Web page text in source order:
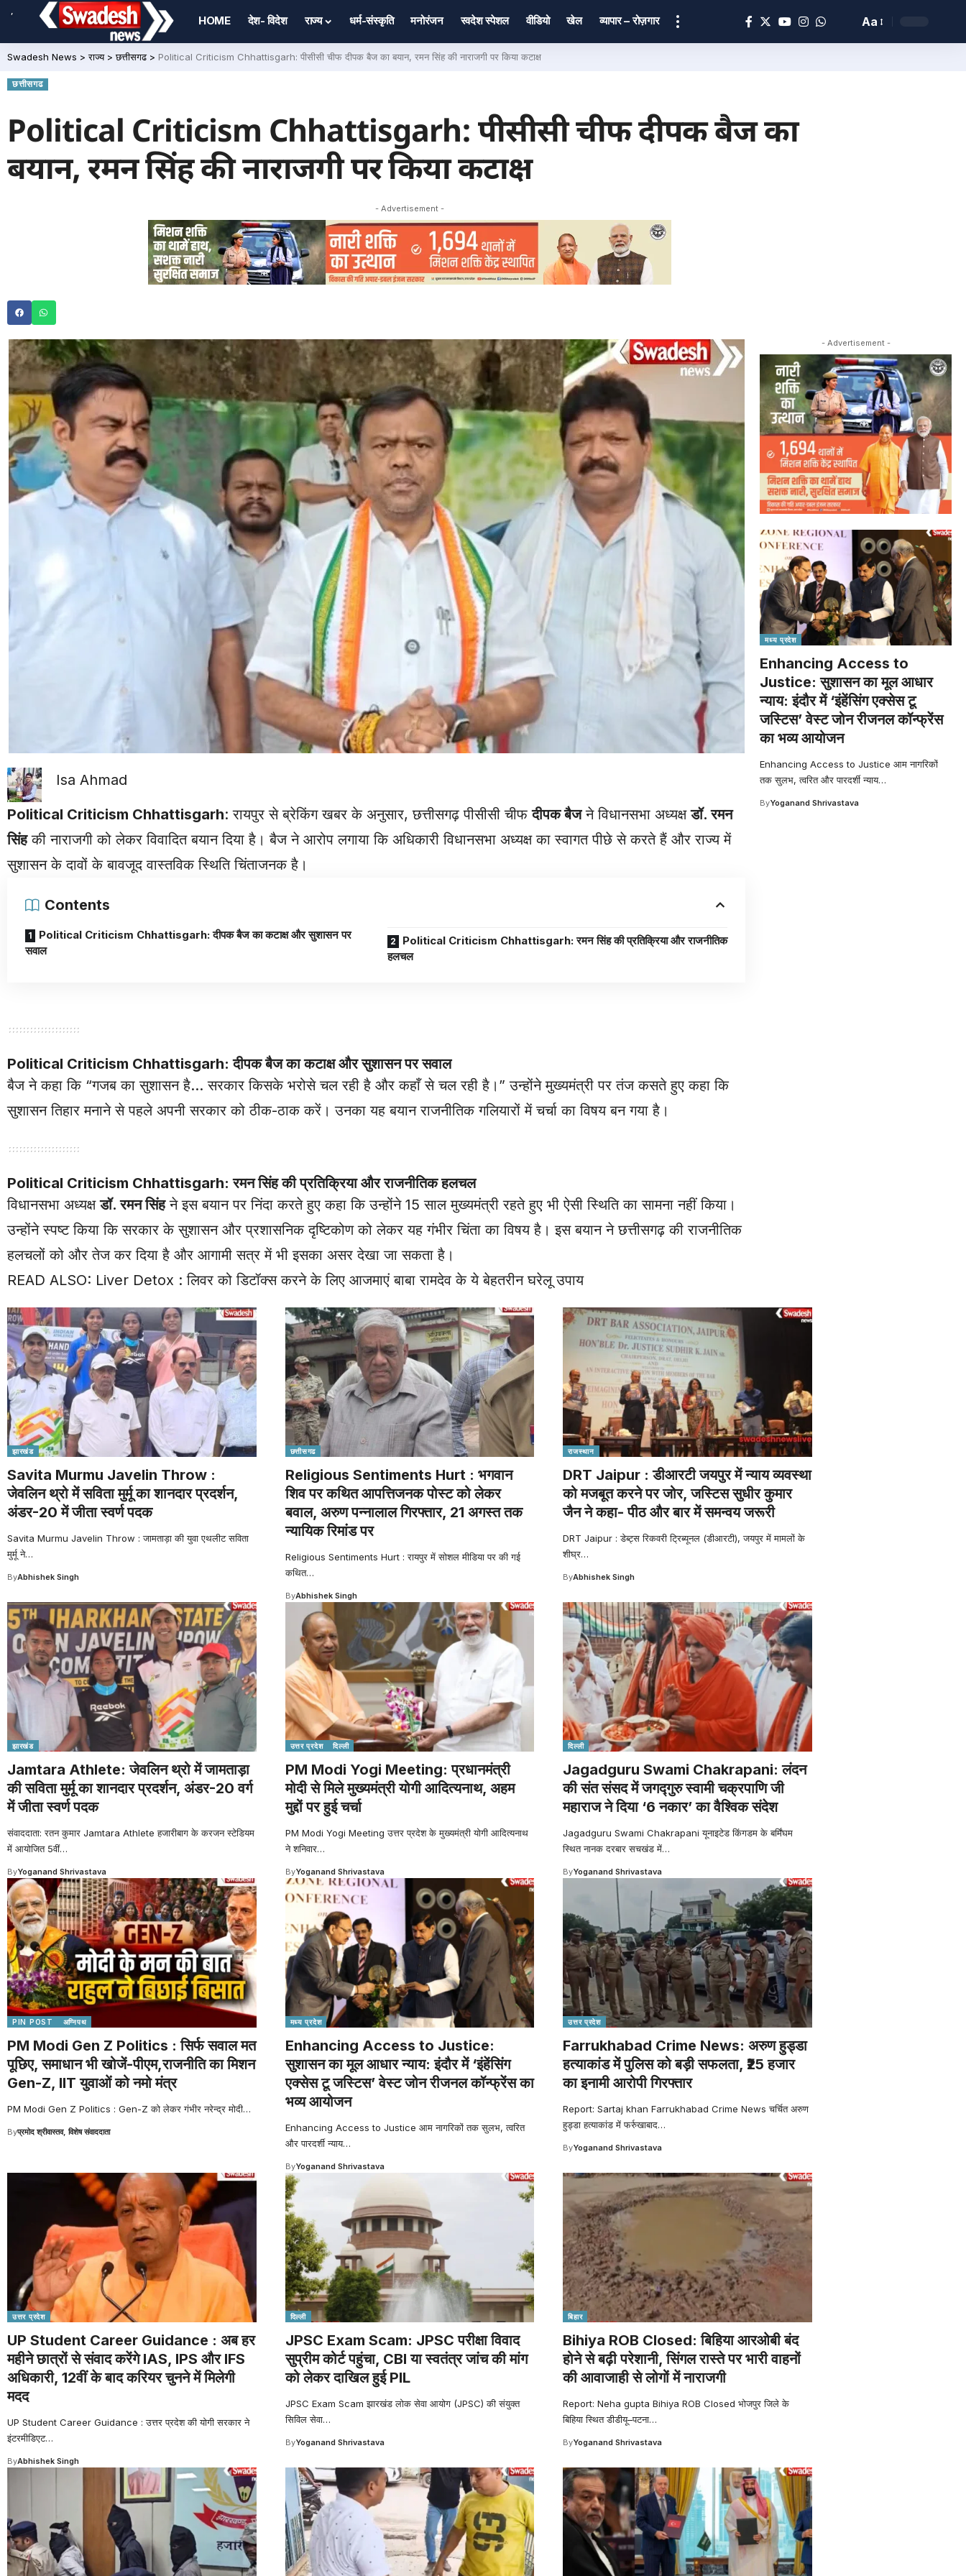
,
HOME देश- विदेश राज्य धर्म-संस्कृति मनोरंजन स्वदेश स्पेशल वीडियो खेल व्यापार – रोज़गार Aa
Swadesh News >राज्य>छत्तीसगढ> Political Criticism Chhattisgarh: पीसीसी चीफ दीपक बैज का बयान, रमन सिंह की नाराजगी पर किया कटाक्ष
छत्तीसगढ
Political Criticism Chhattisgarh: पीसीसी चीफ दीपक बैज का
बयान, रमन सिंह की नाराजगी पर किया कटाक्ष
- Advertisement -
Isa Ahmad
Political Criticism Chhattisgarh:रायपुरसे ब्रेकिंग खबर के अनुसार, छत्तीसगढ़ पीसीसी चीफदीपक बैजने विधानसभा अध्यक्षडॉ. रमन
सिंहकी नाराजगी को लेकर विवादित बयान दिया है। बैज ने आरोप लगाया कि अधिकारी विधानसभा अध्यक्ष का स्वागत पीछे से करते हैं और राज्य में
सुशासन के दावों के बावजूद वास्तविक स्थिति चिंताजनक है।
Contents
Political Criticism Chhattisgarh: दीपक बैज का कटाक्ष और सुशासन पर
सवाल
Political Criticism Chhattisgarh: रमन सिंह की प्रतिक्रिया और राजनीतिक
हलचल
Political Criticism Chhattisgarh: दीपक बैज का कटाक्ष और सुशासन पर सवाल
बैज ने कहा कि “गजब का सुशासन है… सरकार किसके भरोसे चल रही है और कहाँ से चल रही है।” उन्होंने मुख्यमंत्री पर तंज कसते हुए कहा कि
सुशासन तिहार मनाने से पहले अपनी सरकार को ठीक-ठाक करें। उनका यह बयान राजनीतिक गलियारों में चर्चा का विषय बन गया है।
Political Criticism Chhattisgarh: रमन सिंह की प्रतिक्रिया और राजनीतिक हलचल
विधानसभा अध्यक्षडॉ. रमन सिंहने इस बयान पर निंदा करते हुए कहा कि उन्होंने 15 साल मुख्यमंत्री रहते हुए भी ऐसी स्थिति का सामना नहीं किया।
उन्होंने स्पष्ट किया कि सरकार के सुशासन और प्रशासनिक दृष्टिकोण को लेकर यह गंभीर चिंता का विषय है। इस बयान ने छत्तीसगढ़ की राजनीतिक
हलचलों को और तेज कर दिया है और आगामी सत्र में भी इसका असर देखा जा सकता है।
READ ALSO: Liver Detox : लिवर को डिटॉक्स करने के लिए आजमाएं बाबा रामदेव के ये बेहतरीन घरेलू उपाय
- Advertisement -
मध्य प्रदेश
Enhancing Access to
Justice: सुशासन का मूल आधार
न्याय: इंदौर में ‘इंहेंसिंग एक्सेस टू
जस्टिस’ वेस्ट जोन रीजनल कॉन्फ्रेंस
का भव्य आयोजन
Enhancing Access to Justice आम नागरिकों
तक सुलभ, त्वरित और पारदर्शी न्याय…
ByYoganand Shrivastava
झारखंड
Savita Murmu Javelin Throw :
जेवलिन थ्रो में सविता मुर्मू का शानदार प्रदर्शन,
अंडर-20 में जीता स्वर्ण पदक
Savita Murmu Javelin Throw : जामताड़ा की युवा एथलीट सविता
मुर्मू ने…
ByAbhishek Singh
छत्तीसगढ
Religious Sentiments Hurt : भगवान
शिव पर कथित आपत्तिजनक पोस्ट को लेकर
बवाल, अरुण पन्नालाल गिरफ्तार, 21 अगस्त तक
न्यायिक रिमांड पर
Religious Sentiments Hurt : रायपुर में सोशल मीडिया पर की गई
कथित…
ByAbhishek Singh
राजस्थान
DRT Jaipur : डीआरटी जयपुर में न्याय व्यवस्था
को मजबूत करने पर जोर, जस्टिस सुधीर कुमार
जैन ने कहा- पीठ और बार में समन्वय जरूरी
DRT Jaipur : डेब्ट्स रिकवरी ट्रिब्यूनल (डीआरटी), जयपुर में मामलों के
शीघ्र…
ByAbhishek Singh
झारखंड
Jamtara Athlete: जेवलिन थ्रो में जामताड़ा
की सविता मुर्मू का शानदार प्रदर्शन, अंडर-20 वर्ग
में जीता स्वर्ण पदक
संवाददाता: रतन कुमार Jamtara Athlete हजारीबाग के करजन स्टेडियम
में आयोजित 5वीं…
ByYoganand Shrivastava
उत्तर प्रदेश दिल्ली
PM Modi Yogi Meeting: प्रधानमंत्री
मोदी से मिले मुख्यमंत्री योगी आदित्यनाथ, अहम
मुद्दों पर हुई चर्चा
PM Modi Yogi Meeting उत्तर प्रदेश के मुख्यमंत्री योगी आदित्यनाथ
ने शनिवार…
ByYoganand Shrivastava
दिल्ली
Jagadguru Swami Chakrapani: लंदन
की संत संसद में जगद्गुरु स्वामी चक्रपाणि जी
महाराज ने दिया ‘6 नकार’ का वैश्विक संदेश
Jagadguru Swami Chakrapani यूनाइटेड किंगडम के बर्मिंघम
स्थित नानक दरबार सचखंड में…
ByYoganand Shrivastava
PIN POST अग्निपथ
PM Modi Gen Z Politics : सिर्फ सवाल मत
पूछिए, समाधान भी खोजें-पीएम,राजनीति का मिशन
Gen-Z, IIT युवाओं को नमो मंत्र
PM Modi Gen Z Politics : Gen-Z को लेकर गंभीर नरेन्द्र मोदी…
Byप्रमोद श्रीवास्तव, विशेष संवाददाता
मध्य प्रदेश
Enhancing Access to Justice:
सुशासन का मूल आधार न्याय: इंदौर में ‘इंहेंसिंग
एक्सेस टू जस्टिस’ वेस्ट जोन रीजनल कॉन्फ्रेंस का
भव्य आयोजन
Enhancing Access to Justice आम नागरिकों तक सुलभ, त्वरित
और पारदर्शी न्याय…
ByYoganand Shrivastava
उत्तर प्रदेश
Farrukhabad Crime News: अरुण हुड्डा
हत्याकांड में पुलिस को बड़ी सफलता, ₹25 हजार
का इनामी आरोपी गिरफ्तार
Report: Sartaj khan Farrukhabad Crime News चर्चित अरुण
हुड्डा हत्याकांड में फर्रुखाबाद…
ByYoganand Shrivastava
उत्तर प्रदेश
UP Student Career Guidance : अब हर
महीने छात्रों से संवाद करेंगे IAS, IPS और IFS
अधिकारी, 12वीं के बाद करियर चुनने में मिलेगी
मदद
UP Student Career Guidance : उत्तर प्रदेश की योगी सरकार ने
इंटरमीडिएट…
ByAbhishek Singh
दिल्ली
JPSC Exam Scam: JPSC परीक्षा विवाद
सुप्रीम कोर्ट पहुंचा, CBI या स्वतंत्र जांच की मांग
को लेकर दाखिल हुई PIL
JPSC Exam Scam झारखंड लोक सेवा आयोग (JPSC) की संयुक्त
सिविल सेवा…
ByYoganand Shrivastava
बिहार
Bihiya ROB Closed: बिहिया आरओबी बंद
होने से बढ़ी परेशानी, सिंगल रास्ते पर भारी वाहनों
की आवाजाही से लोगों में नाराजगी
Report: Neha gupta Bihiya ROB Closed भोजपुर जिले के
बिहिया स्थित डीडीयू–पटना…
ByYoganand Shrivastava